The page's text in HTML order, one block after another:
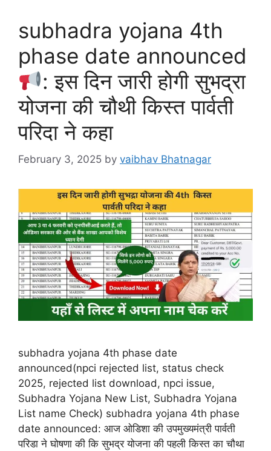
subhadra yojana 4th
phase date announced
: इस दिन जारी होगी सुभद्रा
योजना की चौथी किस्त पार्वती
परिदा ने कहा
February 3, 2025 by vaibhav Bhatnagar
subhadra yojana 4th phase date
announced(npci rejected list, status check
2025, rejected list download, npci issue,
Subhadra Yojana New List, Subhadra Yojana
List name Check) subhadra yojana 4th phase
date announced: आज ओडिशा की उपमुख्यमंत्री पार्वती
परिडा ने घोषणा की कि सुभद्र योजना की पहली किस्त का चौथा